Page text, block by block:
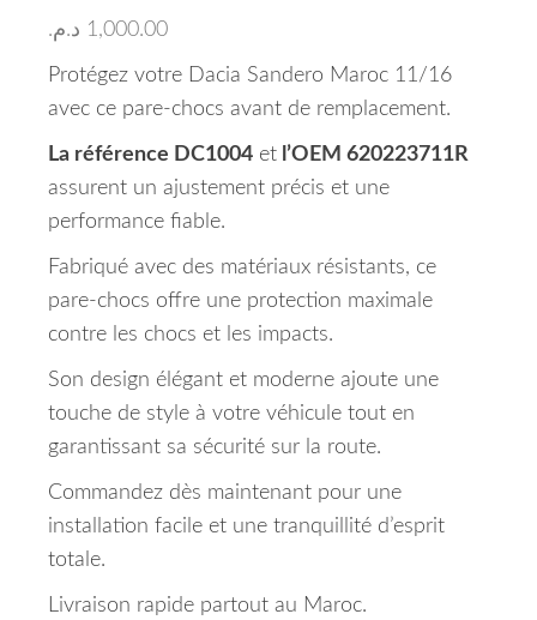
1,000.00 د.م.
Protégez votre Dacia Sandero Maroc 11/16
avec ce pare-chocs avant de remplacement.
La référence DC1004 et l’OEM 620223711R
assurent un ajustement précis et une
performance fiable.
Fabriqué avec des matériaux résistants, ce
pare-chocs offre une protection maximale
contre les chocs et les impacts.
Son design élégant et moderne ajoute une
touche de style à votre véhicule tout en
garantissant sa sécurité sur la route.
Commandez dès maintenant pour une
installation facile et une tranquillité d’esprit
totale.
Livraison rapide partout au Maroc.